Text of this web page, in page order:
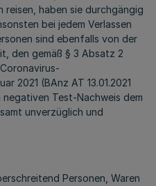
haben sie durchgängig
bei jedem Verlassen
sind ebenfalls von der
den gemäß § 3 Absatz 2
2021 (BAnz AT 13.01.2021
Test-Nachweis dem
unverzüglich und
Personen, Waren